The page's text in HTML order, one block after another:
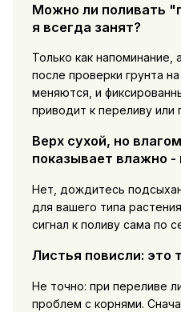
Можно ли поливать
я всегда занят?
Только как
после проверки грунта
меняются, и
приводит к переливу или
Верх сухой, но
показывает влажно -
Нет, дождитесь
для вашего типа
сигнал к поливу сама по
Листья повисли: это
Не точно: при переливе
проблем с корнями.